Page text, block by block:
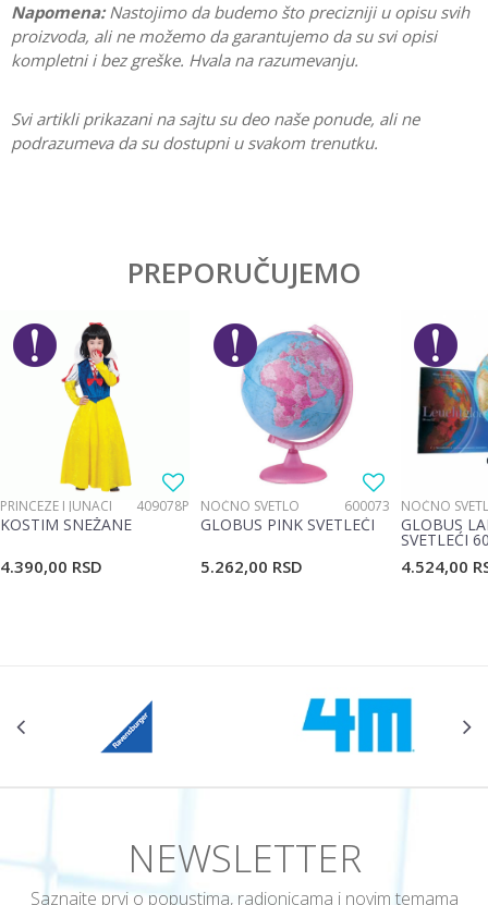
Napomena:Nastojimo da budemo što precizniji u opisu svih
proizvoda, ali ne možemo da garantujemo da su svi opisi
kompletni i bez greške. Hvala na razumevanju.
Svi artikli prikazani na sajtu su deo naše ponude, ali ne
podrazumeva da su dostupni u svakom trenutku.
Email
PREPORUČUJEMO
PRINCEZE I JUNACI 409078P
KOSTIM SNEŽANE
4.390,00 RSD
NOĆNO SVETLO 600073
GLOBUS PINK SVETLEĆI
5.262,00 RSD
NOĆNO
GLOBUS
SVETLEĆI
4.524,00
NEWSLETTER
Saznajte prvi o popustima, radionicama i novim temama